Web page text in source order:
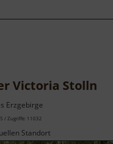
Victoria Stolln
Erzgebirge
/ Zugriffe: 11032
Standort